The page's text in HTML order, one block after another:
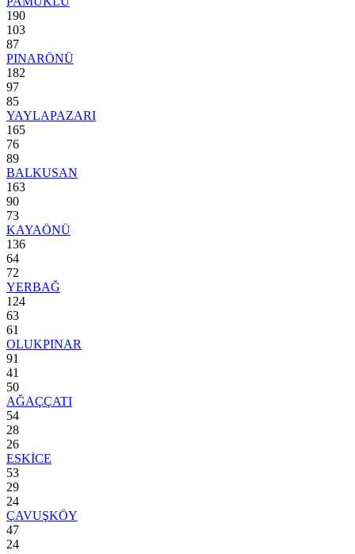
190
103
87
PINARÖNÜ
182
97
85
YAYLAPAZARI
165
76
89
BALKUSAN
163
90
73
KAYAÖNÜ
136
64
72
YERBAĞ
124
63
61
OLUKPINAR
91
41
50
AĞAÇÇATI
54
28
26
ESKİCE
53
29
24
ÇAVUŞKÖY
47
24